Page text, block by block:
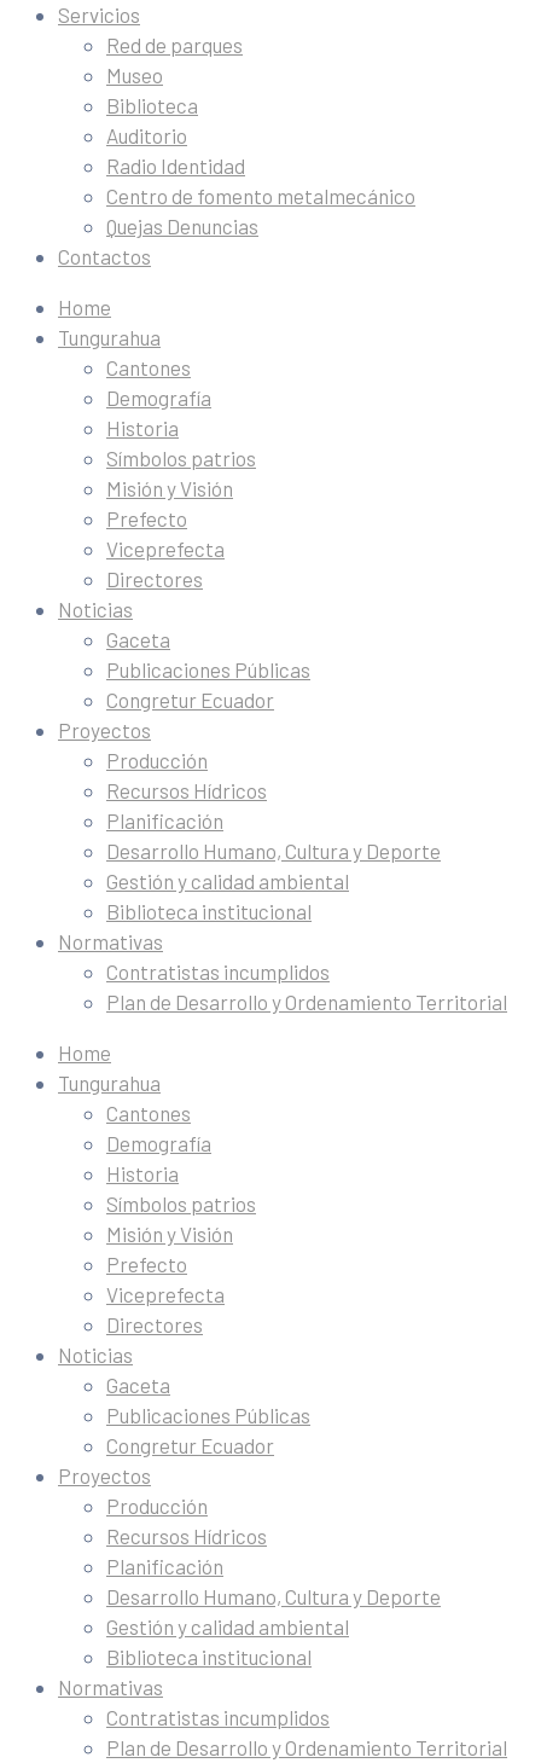
Servicios
Red de parques
Museo
Biblioteca
Auditorio
Radio Identidad
Centro de fomento metalmecánico
Quejas Denuncias
Contactos
Home
Tungurahua
Cantones
Demografía
Historia
Símbolos patrios
Misión y Visión
Prefecto
Viceprefecta
Directores
Noticias
Gaceta
Publicaciones Públicas
Congretur Ecuador
Proyectos
Producción
Recursos Hídricos
Planificación
Desarrollo Humano, Cultura y Deporte
Gestión y calidad ambiental
Biblioteca institucional
Normativas
Contratistas incumplidos
Plan de Desarrollo y Ordenamiento Territorial
Home
Tungurahua
Cantones
Demografía
Historia
Símbolos patrios
Misión y Visión
Prefecto
Viceprefecta
Directores
Noticias
Gaceta
Publicaciones Públicas
Congretur Ecuador
Proyectos
Producción
Recursos Hídricos
Planificación
Desarrollo Humano, Cultura y Deporte
Gestión y calidad ambiental
Biblioteca institucional
Normativas
Contratistas incumplidos
Plan de Desarrollo y Ordenamiento Territorial